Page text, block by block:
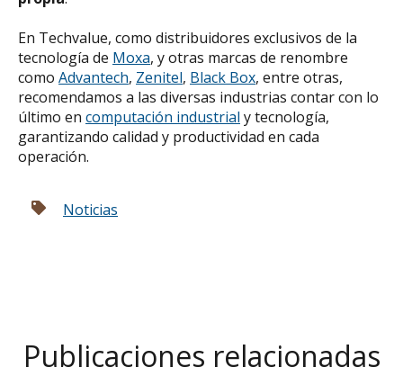
En Techvalue, como distribuidores exclusivos de la
tecnología de Moxa, y otras marcas de renombre
como Advantech, Zenitel, Black Box, entre otras,
recomendamos a las diversas industrias contar con lo
último en computación industrial y tecnología,
garantizando calidad y productividad en cada
operación.
Noticias
Publicaciones relacionadas